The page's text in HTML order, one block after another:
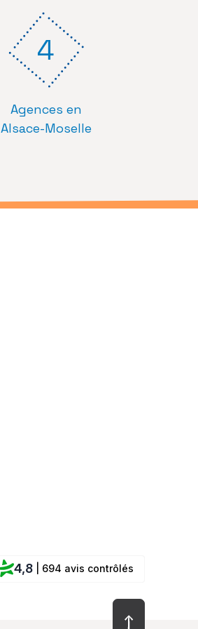
4
Agences en
Alsace-Moselle
4,8 | 694 avis contrôlés